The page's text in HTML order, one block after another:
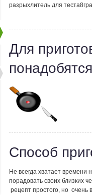
разрыхлитель для теста8
Для
Способ
Не всегда хватает времени
порадовать своих близких
рецепт простого, но очень